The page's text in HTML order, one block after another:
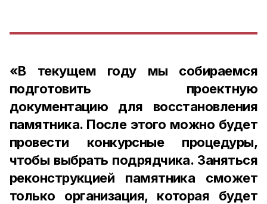
«В текущем году мы собираемся
подготовить проектную
документацию для восстановления
памятника. После этого можно будет
провести конкурсные процедуры,
чтобы выбрать подрядчика. Заняться
реконструкцией памятника сможет
только организация, которая будет